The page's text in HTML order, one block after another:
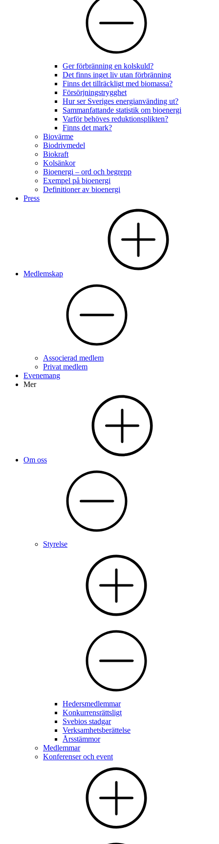
Ger förbränning en kolskuld?
Det finns inget liv utan förbränning
Finns det tillräckligt med biomassa?
Försörjningstrygghet
Hur ser Sveriges energianvänding ut?
Sammanfattande statistik om bioenergi
Varför behöves reduktionsplikten?
Finns det mark?
Biovärme
Biodrivmedel
Biokraft
Kolsänkor
Bioenergi – ord och begrepp
Exempel på bioenergi
Definitioner av bioenergi
Press
Medlemskap
Associerad medlem
Privat medlem
Evenemang
Mer
Om oss
Styrelse
Hedersmedlemmar
Konkurrensrättsligt
Svebios stadgar
Verksamhetsberättelse
Årsstämmor
Medlemmar
Konferenser och event